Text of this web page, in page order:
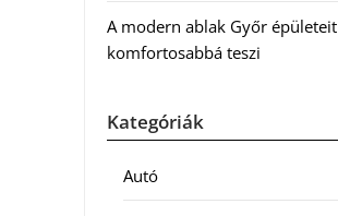
A modern ablak Győr épületeit
komfortosabbá teszi
Kategóriák
Autó